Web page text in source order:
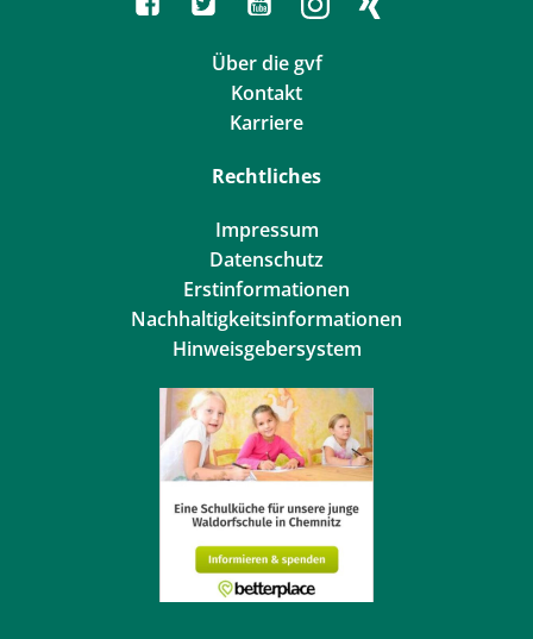
Über die gvf
Kontakt
Karriere
Rechtliches
Impressum
Datenschutz
Erstinformationen
Nachhaltigkeitsinformationen
Hinweisgebersystem